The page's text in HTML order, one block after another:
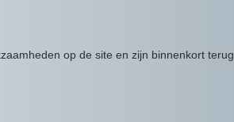
op de site en zijn binnenkort terug.